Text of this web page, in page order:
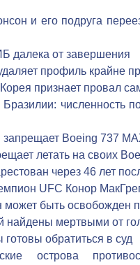
и его подруга
далека от завершения
профиль крайне
признает провал
численность
запрещает Boeing 737
летать на своих
через 46 лет
UFC Конор
может быть освобожден
найдены мертвыми от
обратиться в суд
острова